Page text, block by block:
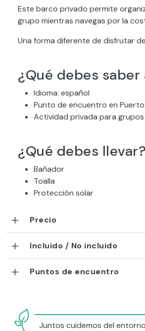
Este barco privado permite
grupo mientras navegas por la
Una forma diferente de disfrutar
¿Qué debes
Idioma: español
Punto de encuentro en
Actividad privada para grupos
¿Qué debes llevar?
Bañador
Toalla
Protección solar
Precio
Incluido / No incluido
Puntos de encuentro
Juntos cuidemos del